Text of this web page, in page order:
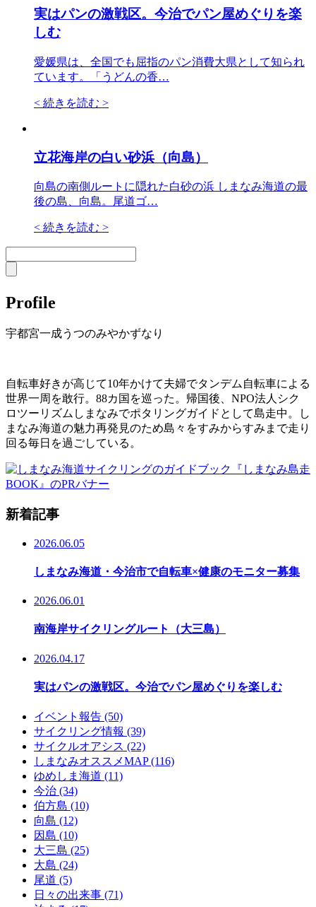
実はパンの激戦区。今治でパン屋めぐりを楽
しむ
愛媛県は、全国でも屈指のパン消費大県として知られ
ています。「うどんの香…
< 続きを読む >
立花海岸の白い砂浜（向島）
向島の南側ルートに隠れた白砂の浜 しまなみ海道の最
後の島、向島。尾道ゴ…
< 続きを読む >
Profile
宇都宮一成うつのみやかずなり
自転車好きが高じて10年かけて夫婦でタンデム自転車による
世界一周を敢行。88カ国を巡った。帰国後、NPO法人シク
ロツーリズムしまなみでポタリングガイドとして島走中。し
まなみ海道の魅力再発見のため島々をすみからすみまで走り
回る毎日を過ごしている。
新着記事
2026.06.05
しまなみ海道・今治市で自転車×健康のモニター募集
2026.06.01
南海岸サイクリングルート（大三島）
2026.04.17
実はパンの激戦区。今治でパン屋めぐりを楽しむ
イベント報告 (50)
サイクリング情報 (39)
サイクルオアシス (22)
しまなみオススメMAP (116)
ゆめしま海道 (11)
今治 (34)
伯方島 (10)
向島 (12)
因島 (10)
大三島 (25)
大島 (24)
尾道 (5)
日々の出来事 (71)